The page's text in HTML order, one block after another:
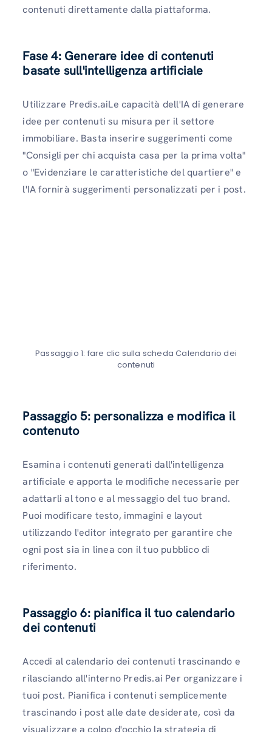
contenuti direttamente dalla piattaforma.
Fase 4: Generare idee di contenuti
basate sull'intelligenza artificiale
Utilizzare Predis.aiLe capacità dell'IA di generare
idee per contenuti su misura per il settore
immobiliare. Basta inserire suggerimenti come
"Consigli per chi acquista casa per la prima volta"
o "Evidenziare le caratteristiche del quartiere" e
l'IA fornirà suggerimenti personalizzati per i post.
Passaggio 1: fare clic sulla scheda Calendario dei
contenuti
Passaggio 5: personalizza e modifica il
contenuto
Esamina i contenuti generati dall'intelligenza
artificiale e apporta le modifiche necessarie per
adattarli al tono e al messaggio del tuo brand.
Puoi modificare testo, immagini e layout
utilizzando l'editor integrato per garantire che
ogni post sia in linea con il tuo pubblico di
riferimento.
Passaggio 6: pianifica il tuo calendario
dei contenuti
Accedi al calendario dei contenuti trascinando e
rilasciando all'interno Predis.ai Per organizzare i
tuoi post. Pianifica i contenuti semplicemente
trascinando i post alle date desiderate, così da